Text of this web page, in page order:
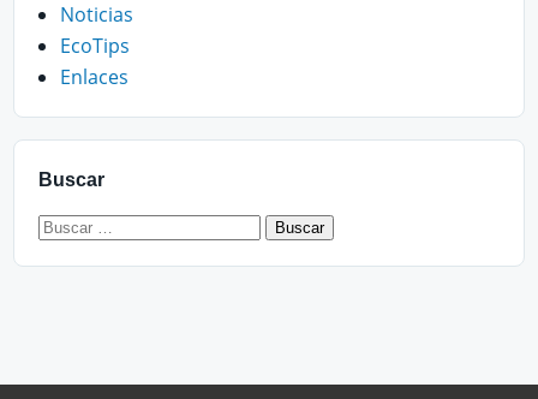
Noticias
EcoTips
Enlaces
Buscar
Buscar: